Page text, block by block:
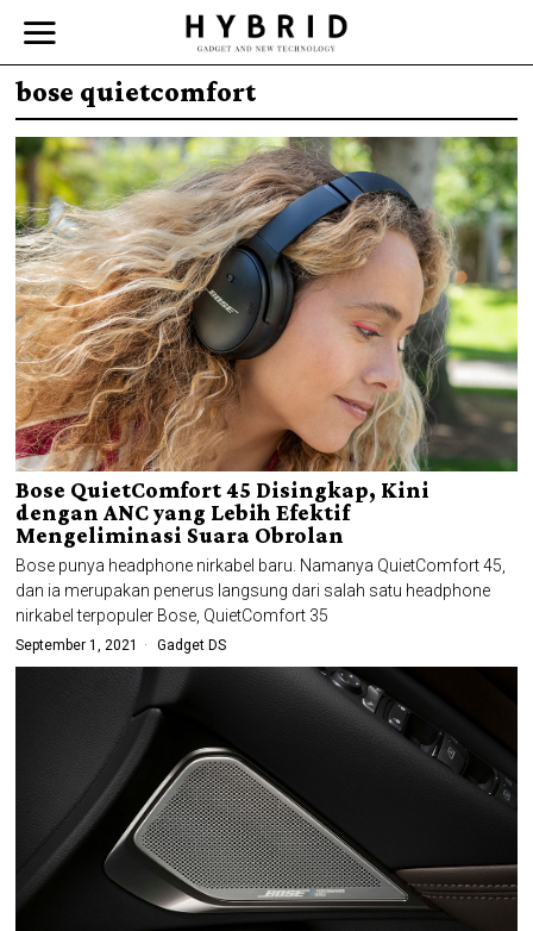
bose quietcomfort
Bose QuietComfort 45 Disingkap, Kini
dengan ANC yang Lebih Efektif
Mengeliminasi Suara Obrolan
Bose punya headphone nirkabel baru. Namanya QuietComfort 45,
dan ia merupakan penerus langsung dari salah satu headphone
nirkabel terpopuler Bose, QuietComfort 35
September 1, 2021 Gadget DS